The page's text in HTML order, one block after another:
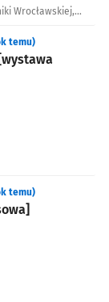
Wrocławskiej,
temu)
temu)